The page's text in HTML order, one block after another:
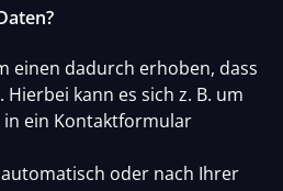
einen dadurch erhoben, dass
kann es sich z. B. um
in ein Kontaktformular
oder nach Ihrer